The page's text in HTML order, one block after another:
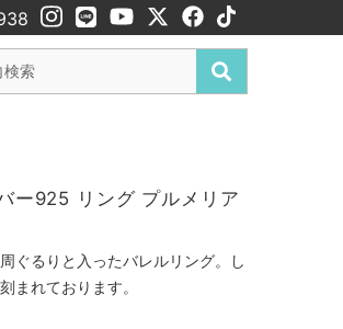
ー925 リング プルメリア
ぐるりと入ったバレルリング。し
まれております。